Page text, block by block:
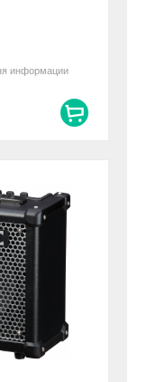
информации